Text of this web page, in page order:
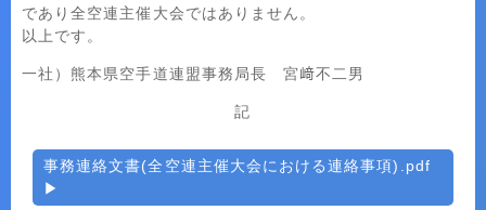
であり全空連主催大会ではありません。
以上です。
一社）熊本県空手道連盟事務局長 宮﨑不二男
記
事務連絡文書(全空連主催大会における連絡事項).pdf